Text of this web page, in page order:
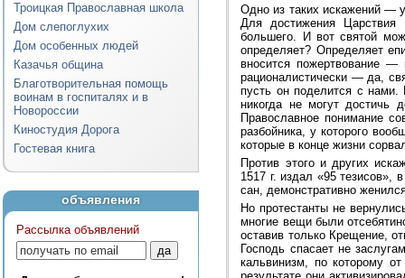
Троицкая Православная школа
Дом слепоглухих
Дом особенных людей
Казачья община
Благотворительная помощь
воинам в госпиталях и в
Новороссии
Киностудия Дорога
Гостевая книга
объявления
Рассылка объявлений
Одно из таких искажений —
Для достижения Царствия
большего. И вот святой
определяет? Определяет
вносится пожертвование —
рационалистически — да,
пусть он поделится с
никогда не могут достичь
Православное понимание
разбойника, у которого
которые в конце жизни
Против этого и других
1517 г. издал «95 тезисов»,
сан, демонстративно
Но протестанты не
многие вещи были
оставив только Крещение,
Господь спасает не
кальвинизм, по которому